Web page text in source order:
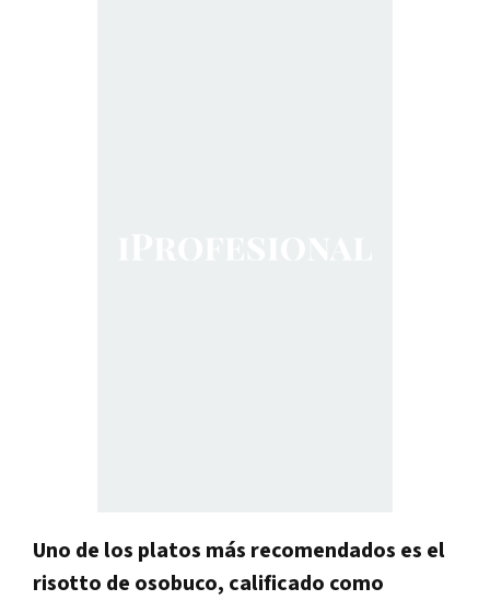
Uno de los platos más recomendados es el
risotto de osobuco, calificado como